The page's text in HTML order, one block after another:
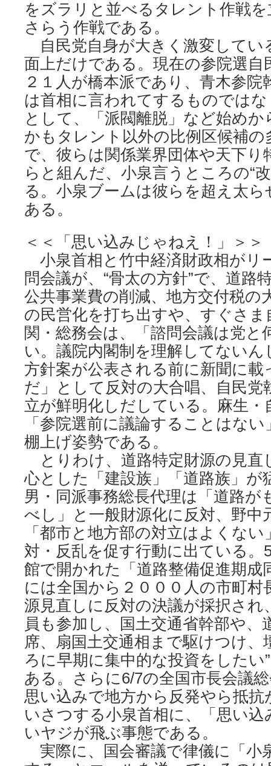
をズラリと並べるタレント作戦
さらう作戦である。
自民党自身が大きく激変してい
面上だけである。現在の参院選自
２１人が橋本派であり、青木参院
は首相に言われてするものでは
として、「派閥離脱」など始め
かもタレント以外の比例区候補
で、彼らは関係業界団体や天下り
らと組んだ、小泉言うところの“
る。小泉ブームは彼らを超え太
ある。
＜＜「思い込みじゃねえ！」＞＞
小泉首相と竹中経済財政相がリ
問会議が、“骨太の方針”で、道路
公共事業費の削減、地方交付税の
の民営化を打ち出すや、すぐさま
関・総務会は、「諮問会議は党と
い。議院内閣制を理解してない
方針案が公表される前に新聞に載
だ」として反対の大合唱、自民党
立が鮮明化しだしている。麻生・
「参院選前に議論することはな
棚上げ姿勢である。
とりわけ、道路特定財源の見直
心とした「建設族」「道路族」が
男・同派事務総長代理は「道路が
べし」と一般財源化に反対、野中
「都市と地方部の対立はよくな
対・反乱を促す行動に出ている。
館で開かれた「道路整備促進期成
には全国から２０００人の市町村
源見直しに反対の決議が採択され
員も参加し、国土交通省幹部や、
席、扇国土交通相まで駆けつけ、
ろに早期に集中的な投資をしたい
ある。さらに6/7の全国市長会議
思い込みで地方から反発やら抵
いさつする小泉首相に、「思い
いヤジが飛ぶ事態である。
実際に、国会審議で律儀に「小